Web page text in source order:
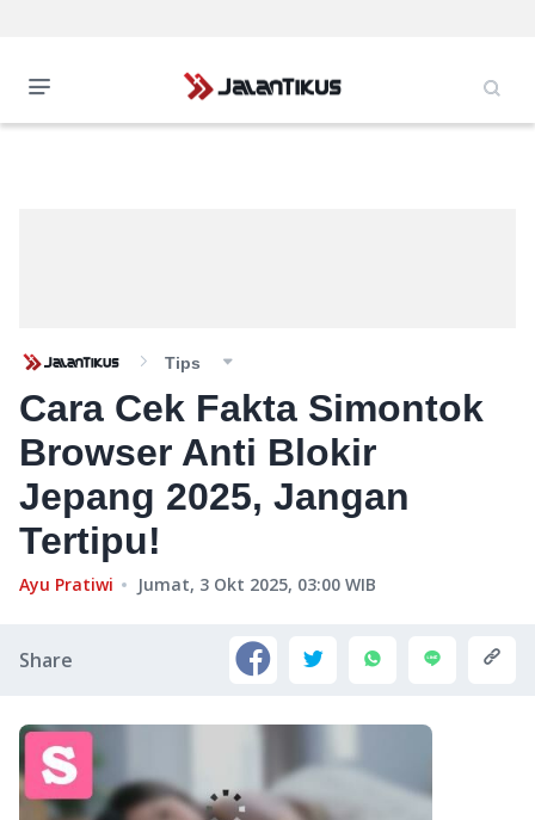
Tips
Cara Cek Fakta Simontok
Browser Anti Blokir
Jepang 2025, Jangan
Tertipu!
Ayu Pratiwi Jumat, 3 Okt 2025, 03:00 WIB
Share